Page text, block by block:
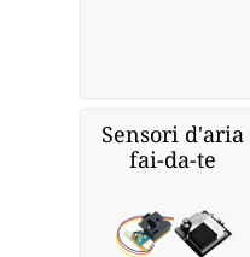
Sensori d'aria
fai-da-te